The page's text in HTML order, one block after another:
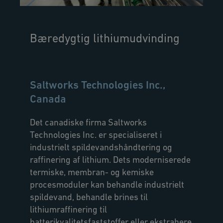
Bæredygtig lithiumudvinding
Saltworks Technologies Inc.,
Canada
Det canadiske firma Saltworks
Technologies Inc. er specialiseret i
industrielt spildevandshåndtering og
raffinering af lithium. Dets moderniserede
termiske, membran- og kemiske
procesmoduler kan behandle industrielt
spildevand, behandle brines til
lithiumraffinering til